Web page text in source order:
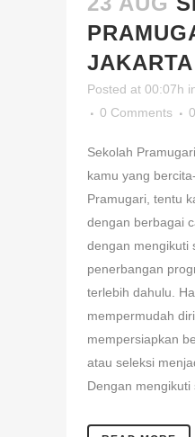
JAKARTA
Posted at 00:07h
0 Comments
0
Sekolah
kamu yang
Pramugari, tentu
dengan berbagai
dengan mengikuti
penerbangan
terlebih dahulu.
mempermudah
mempersiapkan
atau seleksi
Dengan mengikuti